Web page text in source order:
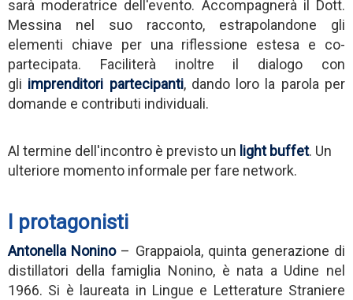
sarà moderatrice dell'evento. Accompagnerà il Dott.
Messina nel suo racconto, estrapolandone gli
elementi chiave per una riflessione estesa e co-
partecipata. Faciliterà inoltre il dialogo con
gli imprenditori partecipanti, dando loro la parola per
domande e contributi individuali.
Al termine dell'incontro è previsto un light buffet. Un
ulteriore momento informale per fare network.
I protagonisti
Antonella Nonino – Grappaiola, quinta generazione di
distillatori della famiglia Nonino, è nata a Udine nel
1966. Si è laureata in Lingue e Letterature Straniere